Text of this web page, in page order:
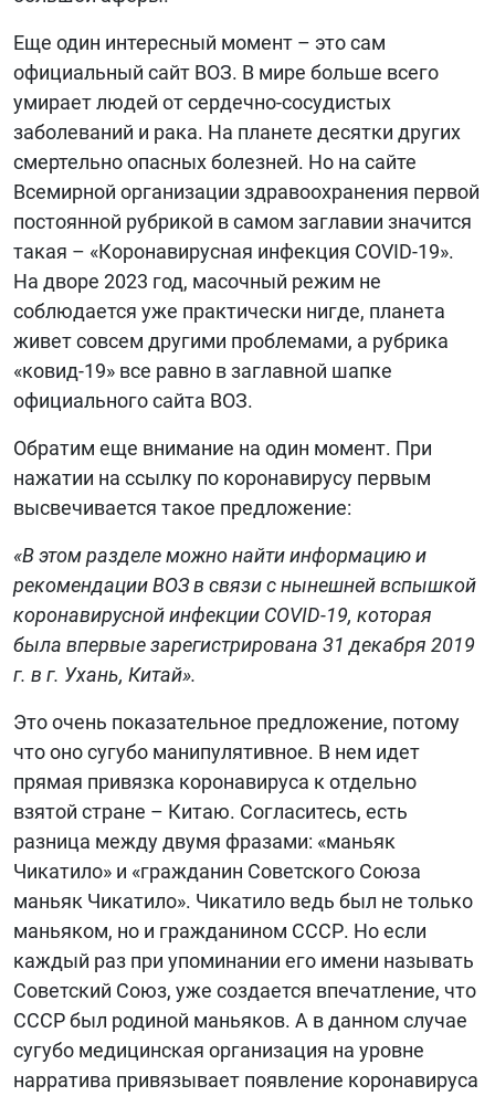
Еще один интересный момент – это сам
официальный сайт ВОЗ. В мире больше всего
умирает людей от сердечно-сосудистых
заболеваний и рака. На планете десятки других
смертельно опасных болезней. Но на сайте
Всемирной организации здравоохранения первой
постоянной рубрикой в самом заглавии значится
такая – «Коронавирусная инфекция COVID-19».
На дворе 2023 год, масочный режим не
соблюдается уже практически нигде, планета
живет совсем другими проблемами, а рубрика
«ковид-19» все равно в заглавной шапке
официального сайта ВОЗ.
Обратим еще внимание на один момент. При
нажатии на ссылку по коронавирусу первым
высвечивается такое предложение:
«В этом разделе можно найти информацию и
рекомендации ВОЗ в связи с нынешней вспышкой
коронавирусной инфекции COVID-19, которая
была впервые зарегистрирована 31 декабря 2019
г. в г. Ухань, Китай».
Это очень показательное предложение, потому
что оно сугубо манипулятивное. В нем идет
прямая привязка коронавируса к отдельно
взятой стране – Китаю. Согласитесь, есть
разница между двумя фразами: «маньяк
Чикатило» и «гражданин Советского Союза
маньяк Чикатило». Чикатило ведь был не только
маньяком, но и гражданином СССР. Но если
каждый раз при упоминании его имени называть
Советский Союз, уже создается впечатление, что
СССР был родиной маньяков. А в данном случае
сугубо медицинская организация на уровне
нарратива привязывает появление коронавируса